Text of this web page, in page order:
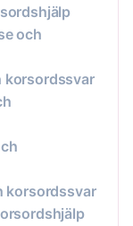
och
korsordssvar
korsordssvar